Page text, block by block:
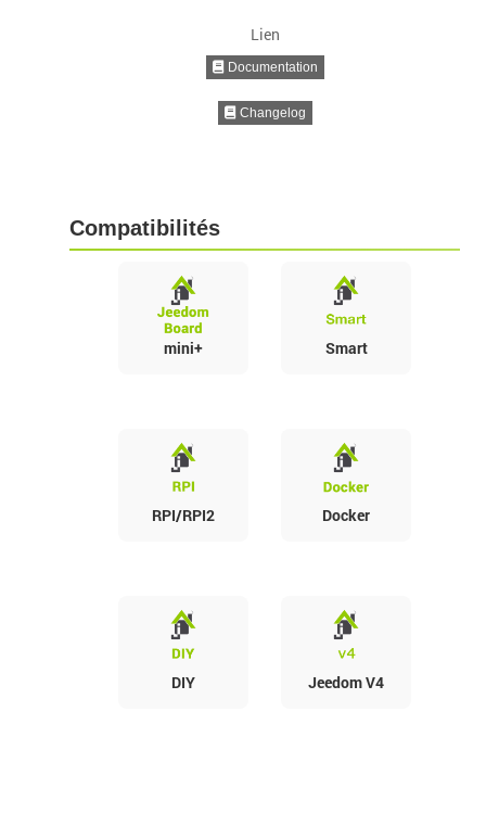
Lien
Documentation
Changelog
Compatibilités
mini+ Smart
RPI/RPI2 Docker
DIY Jeedom V4